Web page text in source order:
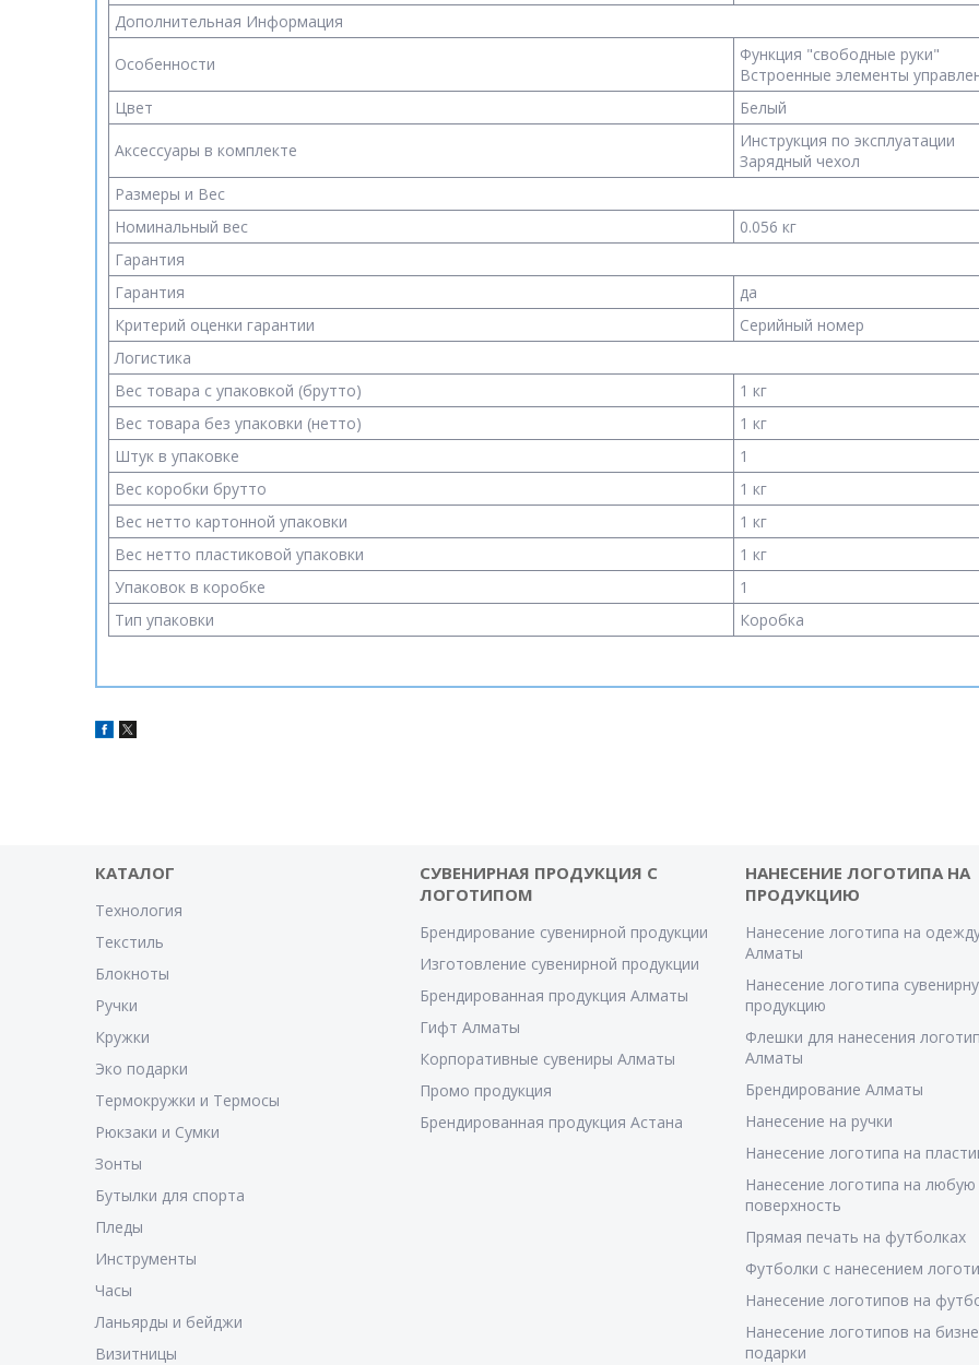
Дополнительная Информация
Особенности
Функция "свободные руки"
Встроенные элементы
Цвет
Белый
Аксессуары в комплекте
Инструкция по эксплуатации
Зарядный чехол
Размеры и Вес
Номинальный вес
0.056 кг
Гарантия
Гарантия
да
Критерий оценки гарантии
Серийный номер
Логистика
Вес товара с упаковкой (брутто)
1 кг
Вес товара без упаковки (нетто)
1 кг
Штук в упаковке
1
Вес коробки брутто
1 кг
Вес нетто картонной упаковки
1 кг
Вес нетто пластиковой упаковки
1 кг
Упаковок в коробке
1
Тип упаковки
Коробка
КАТАЛОГ
Технология
Текстиль
Блокноты
Ручки
Кружки
Эко подарки
Термокружки и Термосы
Рюкзаки и Сумки
Зонты
Бутылки для спорта
Пледы
Инструменты
Часы
Ланьярды и бейджи
Визитницы
СУВЕНИРНАЯ ПРОДУКЦИЯ С
ЛОГОТИПОМ
Брендирование сувенирной продукции
Изготовление сувенирной продукции
Брендированная продукция Алматы
Гифт Алматы
Корпоративные сувениры Алматы
Промо продукция
Брендированная продукция Астана
НАНЕСЕНИЕ ЛОГОТИПА НА
ПРОДУКЦИЮ
Нанесение логотипа на
Алматы
Нанесение логотипа
продукцию
Флешки для нанесения
Алматы
Брендирование Алматы
Нанесение на ручки
Нанесение логотипа на
Нанесение логотипа на любую
поверхность
Прямая печать на футболках
Футболки с нанесением
Нанесение логотипов на
Нанесение логотипов на
подарки